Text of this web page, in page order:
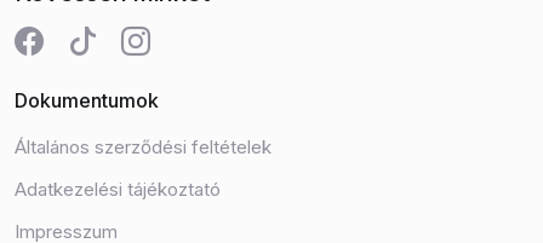
Dokumentumok
Általános szerződési feltételek
Adatkezelési tájékoztató
Impresszum